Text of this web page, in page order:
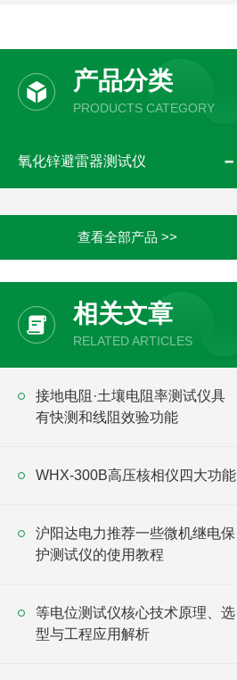
产品分类
PRODUCTS CATEGORY
氧化锌避雷器测试仪
查看全部产品 >>
相关文章
RELATED ARTICLES
接地电阻·土壤电阻率测试仪具
有快测和线阻效验功能
WHX-300B高压核相仪四大功能
沪阳达电力推荐一些微机继电保
护测试仪的使用教程
等电位测试仪核心技术原理、选
型与工程应用解析